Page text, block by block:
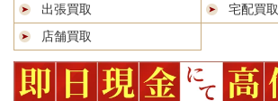
出張買取
宅配買取
店舗買取